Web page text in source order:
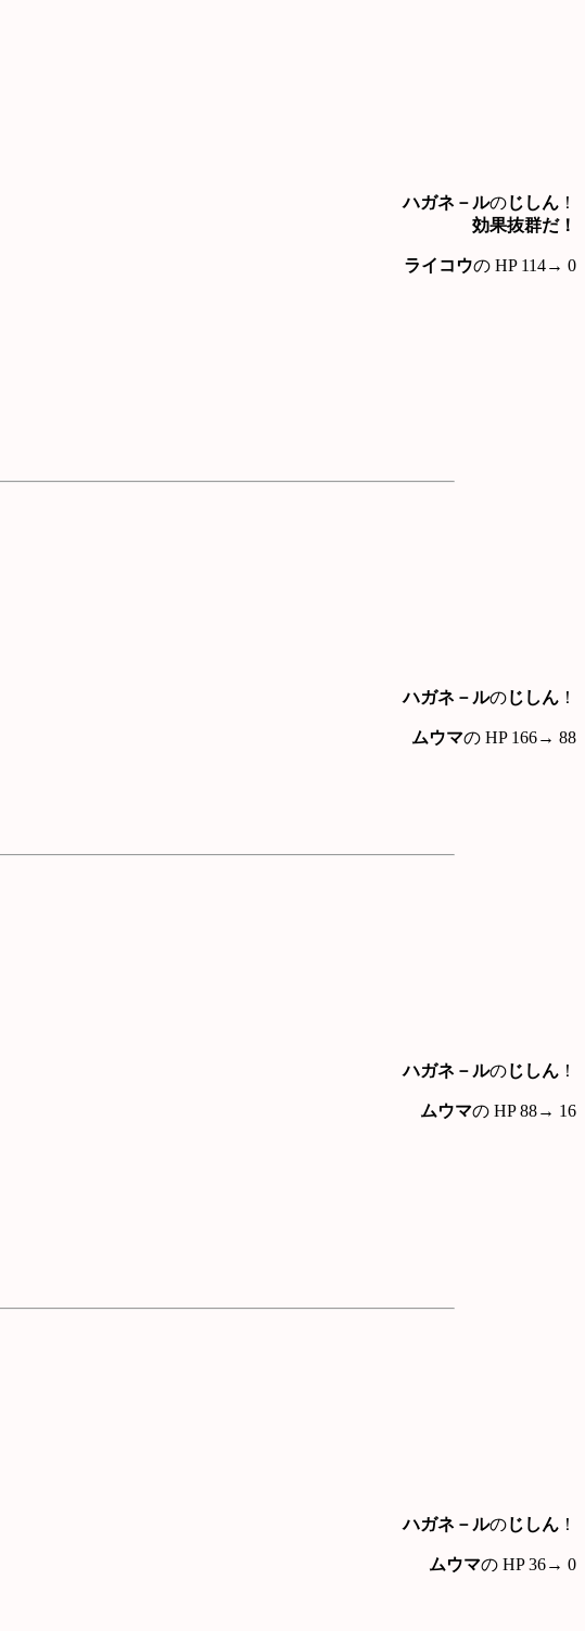
ハガネ－ルのじしん ！
効果抜群だ！
ライコウの HP 114→ 0
ハガネ－ルのじしん ！
ムウマの HP 166→ 88
ハガネ－ルのじしん ！
ムウマの HP 88→ 16
ハガネ－ルのじしん ！
ムウマの HP 36→ 0